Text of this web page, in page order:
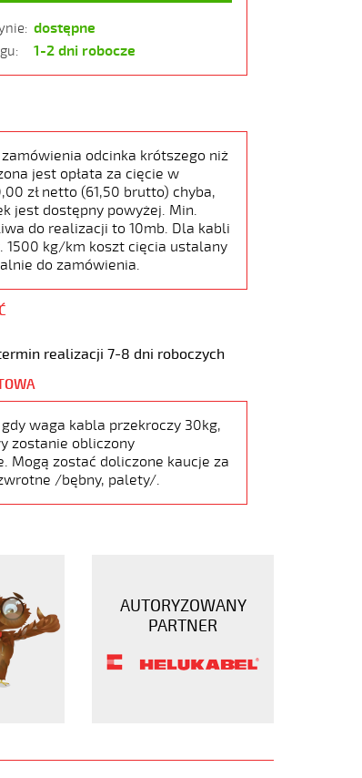
dostępne
1-2 dni robocze
odcinka krótszego niż
jest opłata za cięcie w
zł netto (61,50 brutto) chyba,
jest dostępny powyżej. Min.
do realizacji to 10mb. Dla kabli
1500 kg/km koszt cięcia ustalany
do zamówienia.
realizacji 7-8 dni roboczych
waga kabla przekroczy 30kg,
zostanie obliczony
Mogą zostać doliczone kaucje za
/bębny, palety/.
AUTORYZOWANY
PARTNER